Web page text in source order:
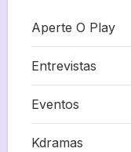
Aperte O Play
Entrevistas
Eventos
Kdramas